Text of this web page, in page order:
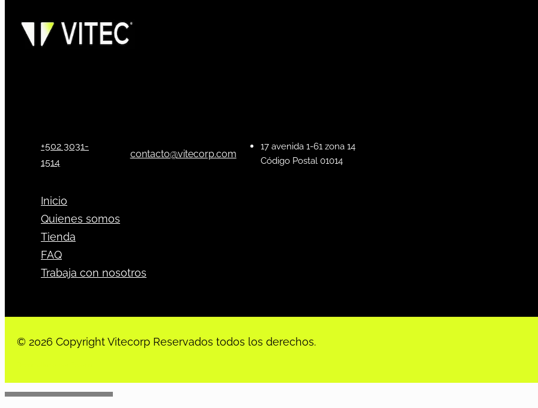
+502 3031-
1514
contacto@vitecorp.com
17 avenida 1-61 zona 14
Código Postal 01014
Inicio
Quienes somos
Tienda
FAQ
Trabaja con nosotros
© 2026 Copyright Vitecorp Reservados todos los derechos.